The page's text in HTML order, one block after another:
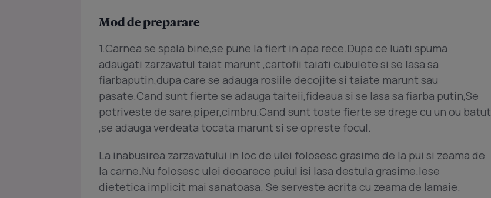
Mod de preparare
1.Carnea se spala bine,se pune la fiert in apa rece.Dupa ce luati spuma
adaugati zarzavatul taiat marunt ,cartofii taiati cubulete si se lasa sa
fiarbaputin,dupa care se adauga rosiile decojite si taiate marunt sau
pasate.Cand sunt fierte se adauga taiteii,fideaua si se lasa sa fiarba putin,Se
potriveste de sare,piper,cimbru.Cand sunt toate fierte se drege cu un ou batut
,se adauga verdeata tocata marunt si se opreste focul.
La inabusirea zarzavatului in loc de ulei folosesc grasime de la pui si zeama de
la carne.Nu folosesc ulei deoarece puiul isi lasa destula grasime.Iese
dietetica,implicit mai sanatoasa. Se serveste acrita cu zeama de lamaie.